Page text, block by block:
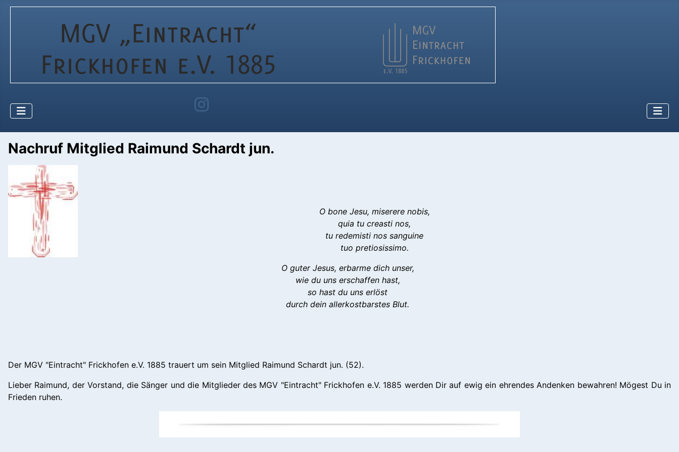
Nachruf Mitglied Raimund Schardt jun.
O bone Jesu, miserere nobis,
quia tu creasti nos,
tu redemisti nos sanguine
tuo pretiosissimo.
O guter Jesus, erbarme dich unser,
wie du uns erschaffen hast,
so hast du uns erlöst
durch dein allerkostbarstes Blut.
Der MGV "Eintracht" Frickhofen e.V. 1885 trauert um sein Mitglied Raimund Schardt jun. (52).
Lieber Raimund, der Vorstand, die Sänger und die Mitglieder des MGV "Eintracht" Frickhofen e.V. 1885 werden Dir auf ewig ein ehrendes Andenken bewahren! Mögest Du in
Frieden ruhen.